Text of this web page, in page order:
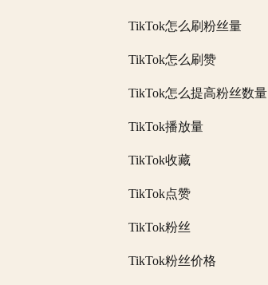
TikTok怎么刷粉丝量
TikTok怎么刷赞
TikTok怎么提高粉丝数量
TikTok播放量
TikTok收藏
TikTok点赞
TikTok粉丝
TikTok粉丝价格